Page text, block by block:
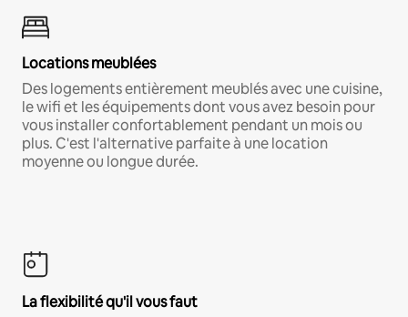
Locations meublées
Des logements entièrement meublés avec une cuisine,
le wifi et les équipements dont vous avez besoin pour
vous installer confortablement pendant un mois ou
plus. C'est l'alternative parfaite à une location
moyenne ou longue durée.
La flexibilité qu'il vous faut